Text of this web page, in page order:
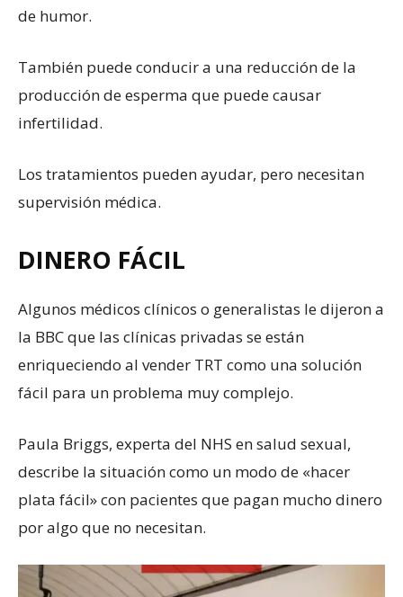
de humor.
También puede conducir a una reducción de la
producción de esperma que puede causar
infertilidad.
Los tratamientos pueden ayudar, pero necesitan
supervisión médica.
DINERO FÁCIL
Algunos médicos clínicos o generalistas le dijeron a
la BBC que las clínicas privadas se están
enriqueciendo al vender TRT como una solución
fácil para un problema muy complejo.
Paula Briggs, experta del NHS en salud sexual,
describe la situación como un modo de «hacer
plata fácil» con pacientes que pagan mucho dinero
por algo que no necesitan.